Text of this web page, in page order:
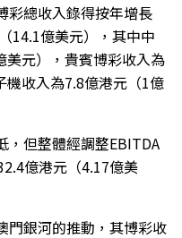
彩總收入錄得按年增長
14.1億美元），其中中
元），貴賓博彩收入為
機收入為7.8億港元（1億
，但整體經調整EBITDA
億港元（4.17億美
門銀河的推動，其博彩收